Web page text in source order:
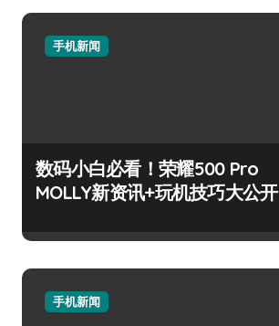
手机新闻
数码小白必看！荣耀500 Pro
MOLLY新资讯+玩机技巧大公开
手机新闻